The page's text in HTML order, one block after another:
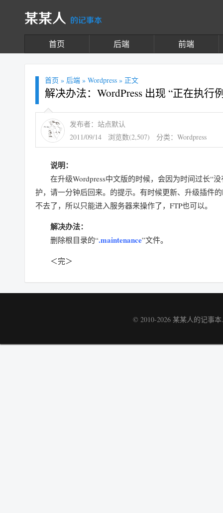
某某人 的记事本
首页 后端 前端
首页 » 后端 » Wordpress » 正文
解决办法：WordPress 出现 “正在执行
发布者：站点默认
2011/09/14
浏览数(2,507) 分类： Wordpress
说明：
在升级Wordpress中文版的时候，会因为时间过长“没
护，请一分钟后回来。的提示。有时候更新、升级插件
不去了，所以只能进入服务器来操作了，FTP也可以。
解决办法：
删除根目录的“.maintenance”文件。
＜完＞
© 2010-2026 某某人的记事本